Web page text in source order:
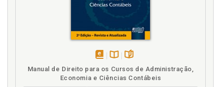
Formação de Lei. Fase das proposições, p. 61
Formação de Lei. Fase estética ou redacional, p. 61
Formação de Lei. Fase pré-normativa, p. 60
em
na
Manual de Direito para os Cursos de Administração,
Economia e Ciências Contábeis